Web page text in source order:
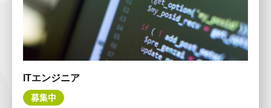
ITエンジニア
募集中